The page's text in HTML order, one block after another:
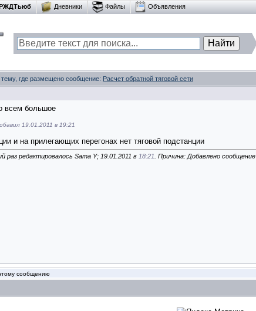
Дневники Файлы Объявления
где размещено сообщение: Расчет обратной тяговой сети
всем большое
19.01.2011 в 19:21
и на прилегающих перегонах нет тяговой подстанции
раз редактировалось Sama Y; 19.01.2011 в 18:21 . Причина: Добавлено сообщение
сообщению